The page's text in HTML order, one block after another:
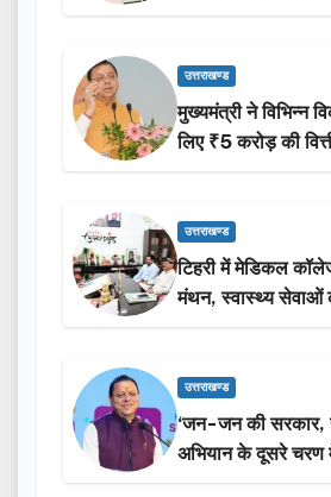
उत्तराखण्ड
मुख्यमंत्री ने विभिन्न
लिए ₹5 करोड़ की
उत्तराखण्ड
टिहरी में मेडिकल
मंथन, स्वास्थ्य
करेगी सरकार:
उत्तराखण्ड
‘जन-जन की सरकार,
अभियान के दूसरे
लोगों की भागीदारी…